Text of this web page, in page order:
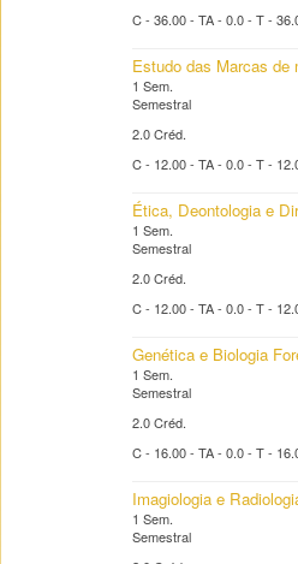
C - 36.00 - TA - 0.0 - T -
Estudo das Marcas de
1 Sem.
Semestral
2.0 Créd.
C - 12.00 - TA - 0.0 - T -
Ética, Deontologia e
1 Sem.
Semestral
2.0 Créd.
C - 12.00 - TA - 0.0 - T -
Genética e Biologia
1 Sem.
Semestral
2.0 Créd.
C - 16.00 - TA - 0.0 - T -
Imagiologia e
1 Sem.
Semestral